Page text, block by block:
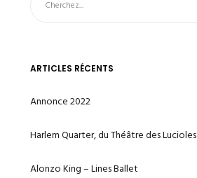
ARTICLES RÉCENTS
Annonce 2022
Harlem Quarter, du Théâtre des Lucioles
Alonzo King – Lines Ballet